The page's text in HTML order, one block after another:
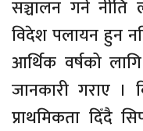
सञ्चालन गर्ने
विदेश पलायन हुन
आर्थिक वर्षको
जानकारी गराए ।
प्राथमिकता दिँदै